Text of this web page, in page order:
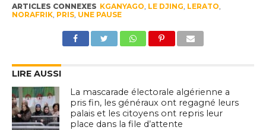
ARTICLES CONNEXES KGANYAGO LE DJING LERATO
NORAFRIK, PRIS, UNE PAUSE
LIRE AUSSI
La mascarade électorale algérienne a
pris fin, les généraux ont regagné leurs
palais et les citoyens ont repris leur
place dans la file d’attente